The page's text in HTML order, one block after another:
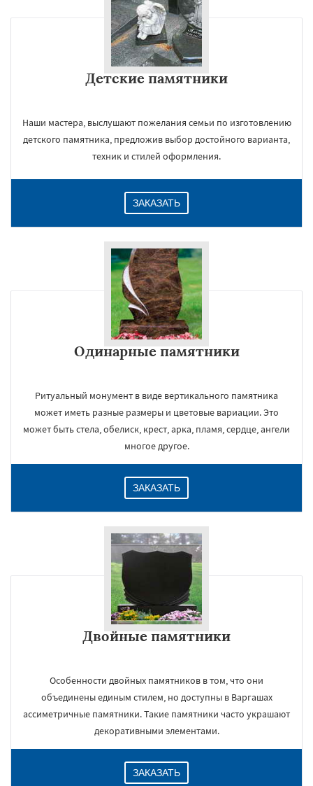
Детские памятники
Наши мастера, выслушают пожелания семьи по изготовлению
детского памятника, предложив выбор достойного варианта,
техник и стилей оформления.
ЗАКАЗАТЬ
Одинарные памятники
Ритуальный монумент в виде вертикального памятника
может иметь разные размеры и цветовые вариации. Это
может быть стела, обелиск, крест, арка, пламя, сердце, ангели
многое другое.
ЗАКАЗАТЬ
Двойные памятники
Особенности двойных памятников в том, что они
объединены единым стилем, но доступны в Варгашах
ассиметричные памятники. Такие памятники часто украшают
декоративными элементами.
ЗАКАЗАТЬ